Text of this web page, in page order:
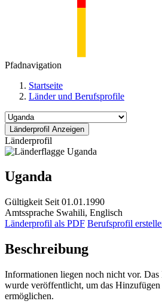
Pfadnavigation
Startseite
Länder und Berufsprofile
Länderprofil
Uganda
Gültigkeit Seit 01.01.1990
Amtssprache Swahili, Englisch
Länderprofil als PDF Berufsprofil
Beschreibung
Informationen liegen noch nicht vor. Das
wurde veröffentlicht, um das
ermöglichen.